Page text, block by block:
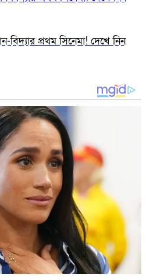
প্রথম সিনেমা! দেখে নিন